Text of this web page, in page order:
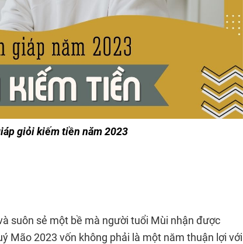
giỏi kiếm tiền năm 2023
suôn sẻ một bề mà người tuổi Mùi nhận được
Mão 2023 vốn không phải là một năm thuận lợi với